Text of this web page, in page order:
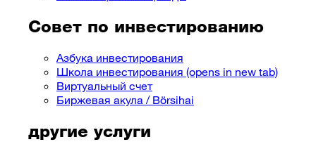
Совет по инвестированию
Азбука инвестирования
Школа инвестирования (opens in new tab)
Виртуальный счет
Биржевая акула / Börsihai
другие услуги